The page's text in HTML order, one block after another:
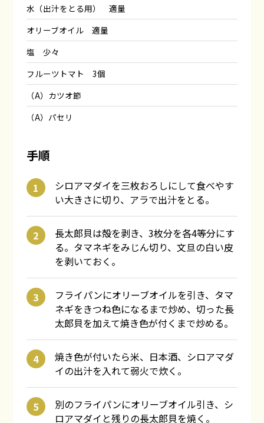
水（出汁をとる用） 適量
オリーブオイル 適量
塩 少々
フルーツトマト 3個
（A）カツオ節
（A）パセリ
手順
シロアマダイを三枚おろしにして食べやす
い大きさに切り、アラで出汁をとる。
長太郎貝は殻を剥き、3枚分を各4等分にす
る。タマネギをみじん切り、文旦の白い皮
を剥いておく。
フライパンにオリーブオイルを引き、タマ
ネギをきつね色になるまで炒め、切った長
太郎貝を加えて焼き色が付くまで炒める。
焼き色が付いたら米、日本酒、シロアマダ
イの出汁を入れて弱火で炊く。
別のフライパンにオリーブオイル引き、シ
ロアマダイと残りの長太郎貝を焼く。